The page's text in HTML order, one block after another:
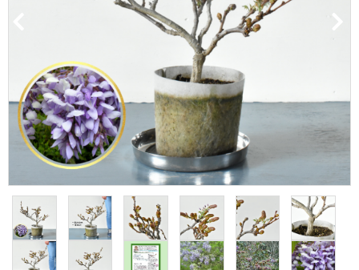
BLOG ブログ
INFORMATIOM
ご利用ガイド
プライバシーポリシー
特定商取引法について
お問い合わせ